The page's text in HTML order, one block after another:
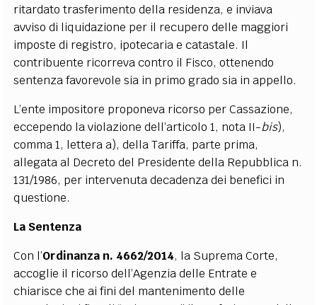
ritardato trasferimento della residenza, e inviava
avviso di liquidazione per il recupero delle maggiori
imposte di registro, ipotecaria e catastale. Il
contribuente ricorreva contro il Fisco, ottenendo
sentenza favorevole sia in primo grado sia in appello.
L’ente impositore proponeva ricorso per Cassazione,
eccependo la violazione dell’articolo 1, nota II-bis),
comma 1, lettera a), della Tariffa, parte prima,
allegata al Decreto del Presidente della Repubblica n.
131/1986, per intervenuta decadenza dei benefici in
questione.
La Sentenza
Con l’Ordinanza n. 4662/2014, la Suprema Corte,
accoglie il ricorso dell’Agenzia delle Entrate e
chiarisce che ai fini del mantenimento delle